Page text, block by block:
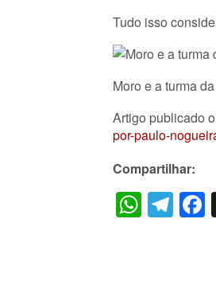
Tudo isso
Moro e a turma
Artigo publicado
por-paulo-
Compartilhar: